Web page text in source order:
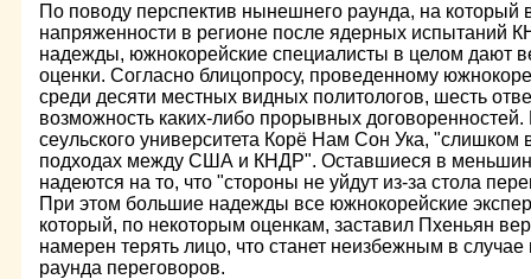
По поводу перспектив нынешнего раунда, на который
напряженности в регионе после ядерных испытаний
надежды, южнокорейские специалисты в целом дают
оценки. Согласно блицопросу, проведенному
среди десяти местных видных политологов, шесть
возможность каких-либо прорывных
сеульского университета Корё Нам Сон Ука, "слишком
подходах между США и КНДР". Оставшиеся в
надеются на то, что "стороны не уйдут из-за стола
При этом большие надежды все южнокорейские
который, по некоторым оценкам, заставил Пхеньян
намерен терять лицо, что станет неизбежным в
раунда переговоров.